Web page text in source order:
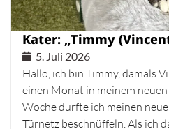
Kater: „Timmy
5. Juli 2026
Hallo, ich bin Timmy, damals
einen Monat in meinem
Woche durfte ich meinen
Türnetz beschnüffeln. Als ich